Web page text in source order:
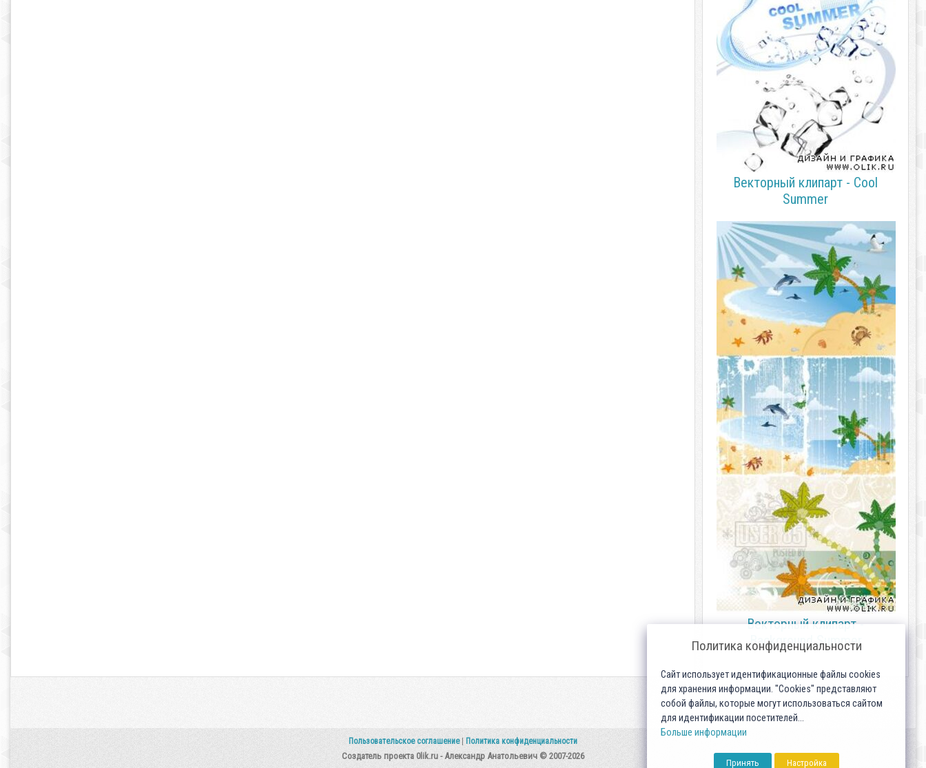
Векторный клипарт - Cool
Summer
Векторный клипарт -
Background Summer
Пользовательское соглашение Политика конфиденциальности
Создатель проекта 0lik.ru - Александр Анатольевич © 2007-2026
Политика конфиденциальности
Сайт использует идентификационные файлы cookies
для хранения информации. "Cookies" представляют
собой файлы, которые могут использоваться сайтом
для идентификации посетителей...
Больше информации
Принять Настройка